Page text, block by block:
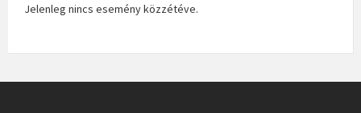
Jelenleg nincs esemény közzétéve.